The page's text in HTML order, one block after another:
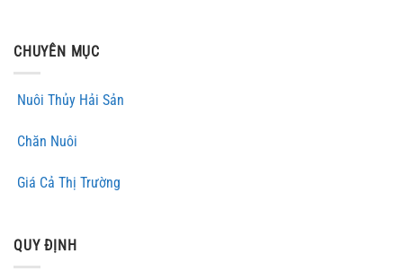
CHUYÊN MỤC
Nuôi Thủy Hải Sản
Chăn Nuôi
Giá Cả Thị Trường
QUY ĐỊNH